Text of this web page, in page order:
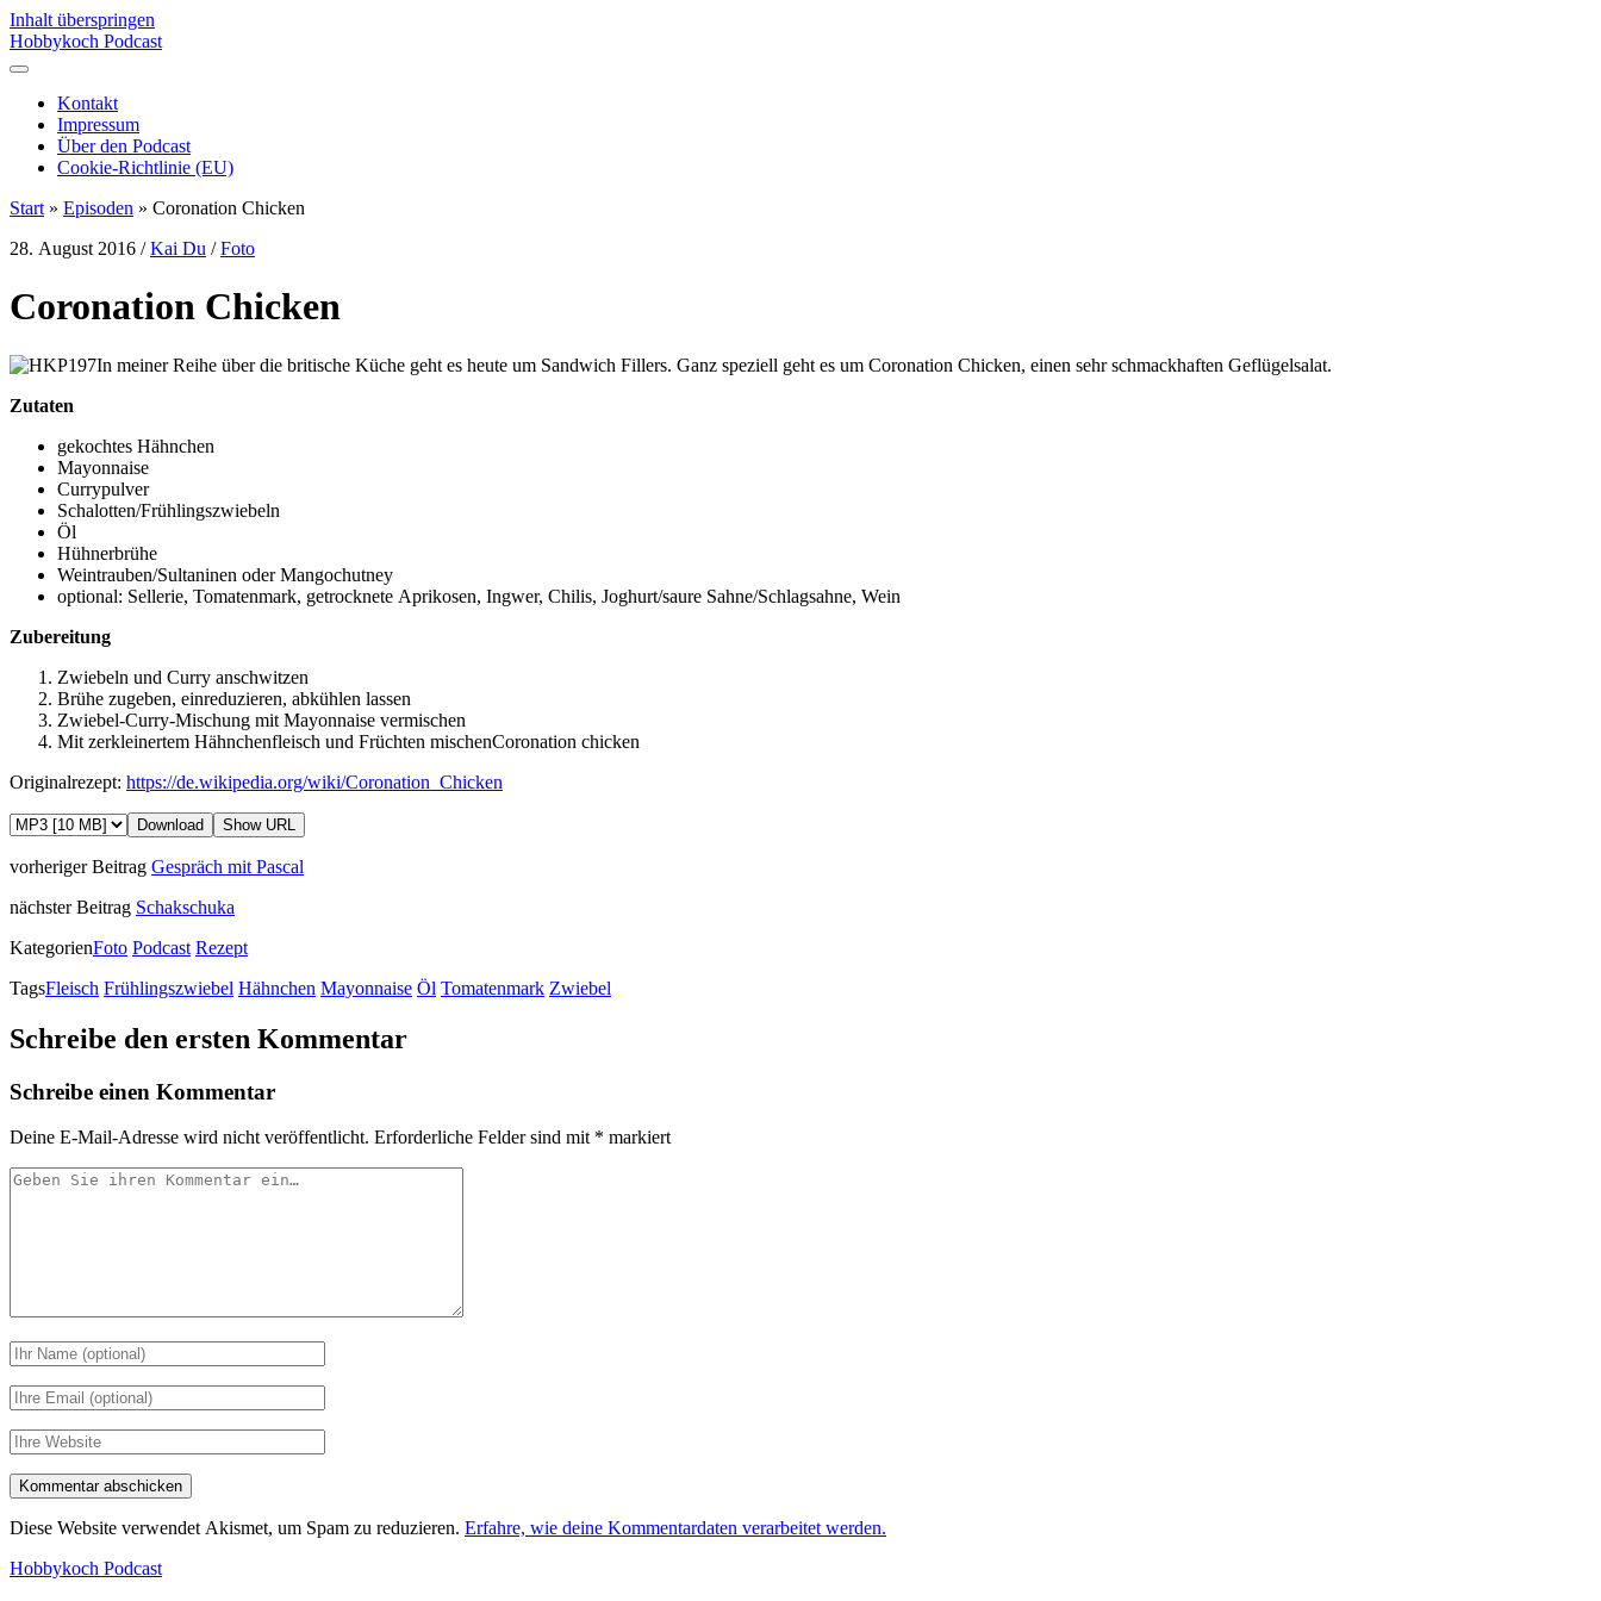
Inhalt überspringen
Hobbykoch Podcast
Kontakt
Impressum
Über den Podcast
Cookie-Richtlinie (EU)
Start » Episoden » Coronation Chicken
28. August 2016 /Kai Du /Foto
Coronation Chicken
In meiner Reihe über die britische Küche geht es heute um Sandwich Fillers. Ganz speziell geht es um Coronation Chicken, einen sehr schmackhaften Geflügelsalat.
Zutaten
gekochtes Hähnchen
Mayonnaise
Currypulver
Schalotten/Frühlingszwiebeln
Öl
Hühnerbrühe
Weintrauben/Sultaninen oder Mangochutney
optional: Sellerie, Tomatenmark, getrocknete Aprikosen, Ingwer, Chilis, Joghurt/saure Sahne/Schlagsahne, Wein
Zubereitung
Zwiebeln und Curry anschwitzen
Brühe zugeben, einreduzieren, abkühlen lassen
Zwiebel-Curry-Mischung mit Mayonnaise vermischen
Mit zerkleinertem Hähnchenfleisch und Früchten mischenCoronation chicken
Originalrezept: https://de.wikipedia.org/wiki/Coronation_Chicken
Download Show URL
vorheriger Beitrag Gespräch mit Pascal
nächster Beitrag Schakschuka
KategorienFoto Podcast Rezept
TagsFleisch Frühlingszwiebel Hähnchen Mayonnaise Öl Tomatenmark Zwiebel
Schreibe den ersten Kommentar
Schreibe einen Kommentar
Deine E-Mail-Adresse wird nicht veröffentlicht. Erforderliche Felder sind mit * markiert
Ihr
Ihr
Name
Ihre
Email
Webseiten
URL
Diese Website verwendet Akismet, um Spam zu reduzieren. Erfahre, wie deine Kommentardaten verarbeitet werden.
Hobbykoch Podcast